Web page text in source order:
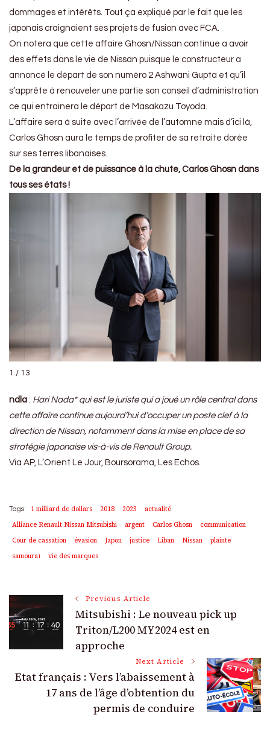
dommages et intérêts. Tout ça expliqué par le fait que les
japonais craignaient ses projets de fusion avec FCA.
On notera que cette affaire Ghosn/Nissan continue a avoir
des effets dans le vie de Nissan puisque le constructeur a
annoncé le départ de son numéro 2 Ashwani Gupta et qu’il
s’apprête à renouveler une partie son conseil d’administration
ce qui entrainera le départ de Masakazu Toyoda.
L’affaire sera à suite avec l’arrivée de l’automne mais d’ici là,
Carlos Ghosn aura le temps de profiter de sa retraite dorée
sur ses terres libanaises.
De la grandeur et de puissance à la chute, Carlos Ghosn dans
tous ses états !
1 / 13
ndla : Hari Nada* qui est le juriste qui a joué un rôle central dans
cette affaire continue aujourd’hui d’occuper un poste clef à la
direction de Nissan, notamment dans la mise en place de sa
stratégie japonaise vis-à-vis de Renault Group.
Via AP, L’Orient Le Jour, Boursorama, Les Echos.
Tags: 1 milliard de dollars 2018 2023
actualité
Alliance Renault Nissan Mitsubishi
argent Carlos Ghosn
communication
Cour de cassation
évasion Japon justice Liban Nissan
plainte
samouraï
vie des marques
Post
Navigation
Previous Article
Mitsubishi : Le nouveau pick up
Triton/L200 MY2024 est en
approche
Next Article
Etat français : Vers l’abaissement à
17 ans de l’âge d’obtention du
permis de conduire